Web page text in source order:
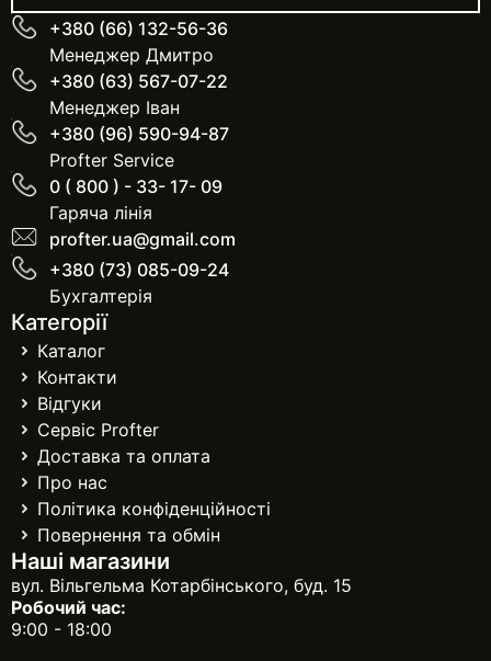
+380 (66) 132-56-36
Менеджер Дмитро
+380 (63) 567-07-22
Менеджер Іван
+380 (96) 590-94-87
Profter Service
0 ( 800 ) - 33- 17- 09
Гаряча лінія
profter.ua@gmail.com
+380 (73) 085-09-24
Бухгалтерія
Категорії
Каталог
Контакти
Відгуки
Сервіс Profter
Доставка та оплата
Про нас
Політика конфіденційності
Повернення та обмін
Наші магазини
вул. Вільгельма Котарбінського, буд. 15
Робочий час:
9:00 - 18:00